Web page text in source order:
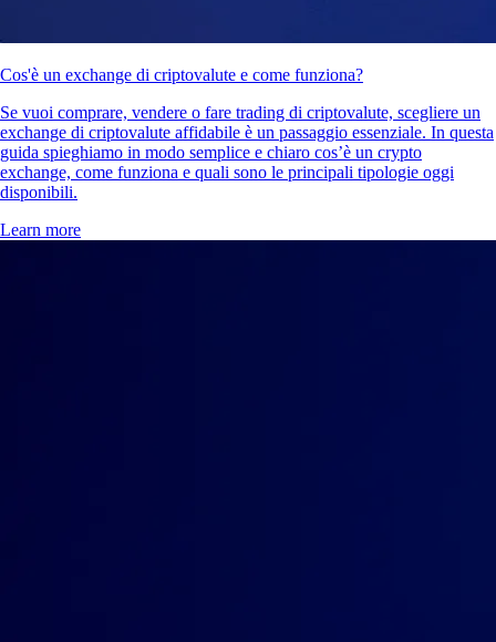
Cos'è un exchange di criptovalute e come funziona?
Se vuoi comprare, vendere o fare trading di criptovalute, scegliere un
exchange di criptovalute affidabile è un passaggio essenziale. In questa
guida spieghiamo in modo semplice e chiaro cos’è un crypto
exchange, come funziona e quali sono le principali tipologie oggi
disponibili.
Learn more